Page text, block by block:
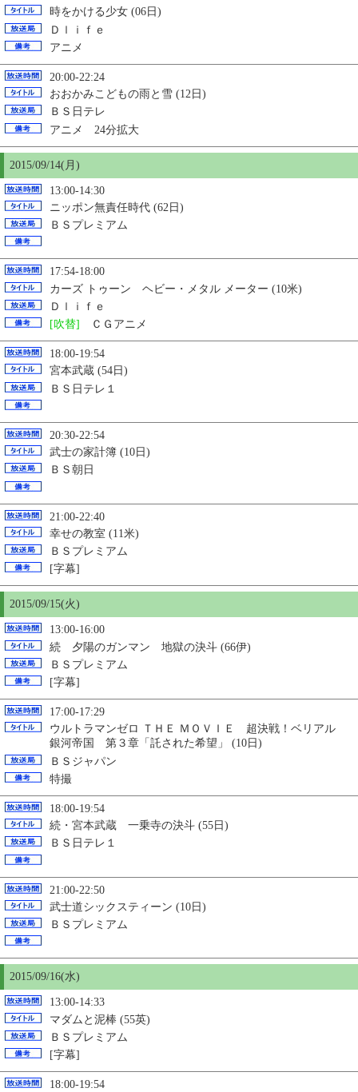
時をかける少女 (06日)
Ｄｌｉｆｅ
アニメ
20:00-22:24
おおかみこどもの雨と雪 (12日)
ＢＳ日テレ
アニメ 24分拡大
2015/09/14(月)
13:00-14:30
ニッポン無責任時代 (62日)
ＢＳプレミアム
17:54-18:00
カーズ トゥーン ヘビー・メタル メーター (10米)
Ｄｌｉｆｅ
[吹替]
ＣＧアニメ
18:00-19:54
宮本武蔵 (54日)
ＢＳ日テレ１
20:30-22:54
武士の家計簿 (10日)
ＢＳ朝日
21:00-22:40
幸せの教室 (11米)
ＢＳプレミアム
[字幕]
2015/09/15(火)
13:00-16:00
続 夕陽のガンマン 地獄の決斗 (66伊)
ＢＳプレミアム
[字幕]
17:00-17:29
ウルトラマンゼロ ＴＨＥ ＭＯＶＩＥ 超決戦！ベリアル
銀河帝国 第３章「託された希望」 (10日)
ＢＳジャパン
特撮
18:00-19:54
続・宮本武蔵 一乗寺の決斗 (55日)
ＢＳ日テレ１
21:00-22:50
武士道シックスティーン (10日)
ＢＳプレミアム
2015/09/16(水)
13:00-14:33
マダムと泥棒 (55英)
ＢＳプレミアム
[字幕]
18:00-19:54